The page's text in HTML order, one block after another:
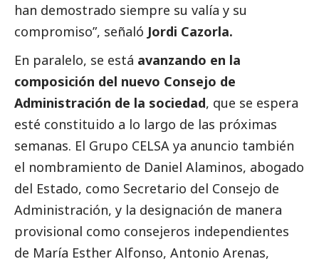
han demostrado siempre su valía y su
compromiso”, señaló Jordi Cazorla.
En paralelo, se está avanzando en la
composición del nuevo Consejo de
Administración de la sociedad, que se espera
esté constituido a lo largo de las próximas
semanas. El Grupo CELSA ya anuncio también
el nombramiento de Daniel Alaminos, abogado
del Estado, como Secretario del Consejo de
Administración, y la designación de manera
provisional como consejeros independientes
de María Esther Alfonso, Antonio Arenas,